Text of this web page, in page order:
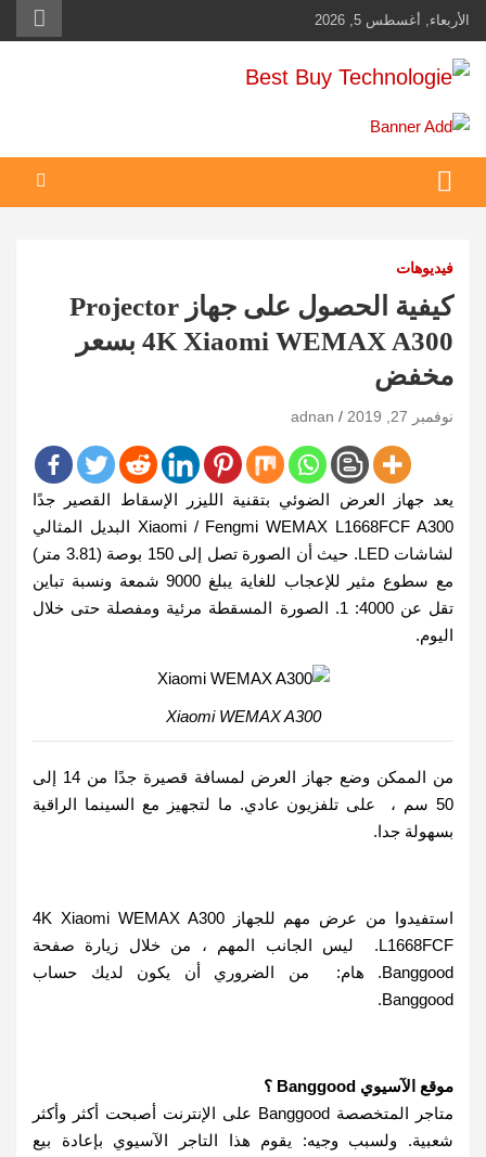
Skip
to
content
الأربعاء, أغسطس 5, 2026
Best Buy Technologie
أهم مبيعات عالم التكنولوجيا
فيديوهات
كيفية الحصول على جهاز Projector
4K Xiaomi WEMAX A300 بسعر
مخفض
نوفمبر 27, 2019 adnan
يعد جهاز العرض الضوئي بتقنية الليزر الإسقاط القصير جدًا
Xiaomi / Fengmi WEMAX L1668FCF A300 البديل المثالي
لشاشات LED. حيث أن الصورة تصل إلى 150 بوصة (3.81 متر)
مع سطوع مثير للإعجاب للغاية يبلغ 9000 شمعة ونسبة تباين
تقل عن 4000: 1. الصورة المسقطة مرئية ومفصلة حتى خلال
اليوم.
Xiaomi WEMAX A300
من الممكن وضع جهاز العرض لمسافة قصيرة جدًا من 14 إلى
50 سم ، على تلفزيون عادي. ما لتجهيز مع السينما الراقية
بسهولة جدا.
استفيدوا من عرض مهم للجهاز 4K Xiaomi WEMAX A300
L1668FCF. ليس الجانب المهم ، من خلال زيارة صفحة
Banggood. هام: من الضروري أن يكون لديك حساب
Banggood.
موقع الآسيوي Banggood ؟
متاجر المتخصصة Banggood على الإنترنت أصبحت أكثر وأكثر
شعبية. ولسبب وجيه: يقوم هذا التاجر الآسيوي بإعادة بيع